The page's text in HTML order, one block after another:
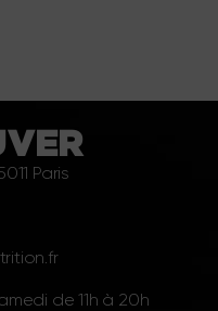
Paris
de 11h à 20h